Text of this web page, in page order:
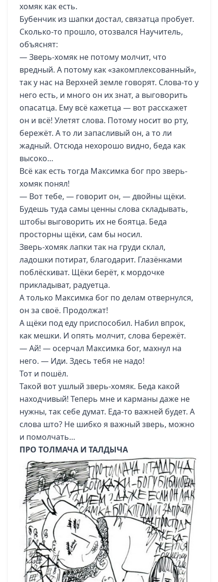
хомяк как есть.
Бубенчик из шапки достал, связатца пробует.
Сколько-то прошло, отозвался Научитель,
объяснят:
— Зверь-хомяк не потому молчит, что
вредный. А потому как «закомплексованный»,
так у нас на Верхней земле говорят. Слова-то у
него есть, и много он их знат, а выговорить
опасатца. Ему всё кажетца — вот расскажет
он и всё! Улетят слова. Потому носит во рту,
бережёт. А то ли запасливый он, а то ли
жадный. Отсюда нехорошо видно, беда как
высоко…
Всё как есть тогда Максимка бог про зверь-
хомяк понял!
— Вот тебе, — говорит он, — двойны щёки.
Будешь туда самы ценны слова складывать,
штобы выговорить их не боятца. Беда
просторны щёки, сам бы носил.
Зверь-хомяк лапки так на груди склал,
ладошки потират, благодарит. Глазёнками
поблёскиват. Щёки берёт, к мордочке
прикладыват, радуетца.
А только Максимка бог по делам отвернулся,
он за своё. Продолжат!
А щёки под еду приспособил. Набил впрок,
как мешки. И опять молчит, слова бережёт.
— Ай! — осерчал Максимка бог, махнул на
него. — Иди. Здесь тебя не надо!
Тот и пошёл.
Такой вот ушлый зверь-хомяк. Беда какой
находчивый! Теперь мне и карманы даже не
нужны, так себе думат. Еда-то важней будет. А
слова што? Не шибко я важный зверь, можно
и помолчать…
ПРО ТОЛМАЧА И ТАЛДЫЧА